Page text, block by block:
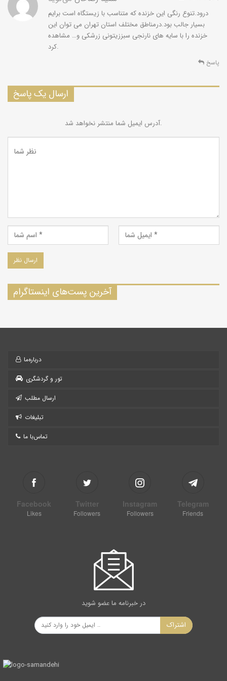
ملاحظات: از این گونه در ایران زیر گونه Laudakia caucasia
درود.تنوع رنگی این خزنده که متناسب با زیستگاه است برایم
بسیار جالب بود.درمناطق مختلف استان تهران می توان این
خزنده را با سایه های نارنجی سبززیتونی زرشکی و… مشاهده
کرد.
پاسخ
ارسال یک پاسخ
آدرس ایمیل شما منتشر نخواهد شد.
آخرین پست‌های اینستاگرام
درباره‌ما
تور و گردشگری
ارسال مطلب
تبلیغات
تماس‌با ما
Facebook
Likes
Twitter
Followers
Instagram
Followers
Telegram
Friends
در خبرنامه ما عضو شوید
اشتراک